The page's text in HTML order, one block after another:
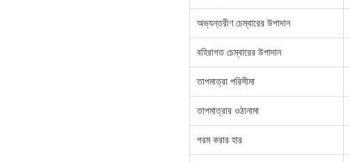
অভ্যন্তরীণ চেম্বারের উপাদান
বহিরাগত চেম্বারের উপাদান
তাপমাত্রা পরিসীমা
তাপমাত্রার ওঠানামা
গরম করার হার